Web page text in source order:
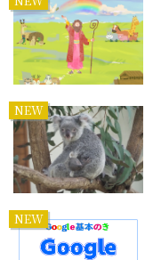
NEW
NEW